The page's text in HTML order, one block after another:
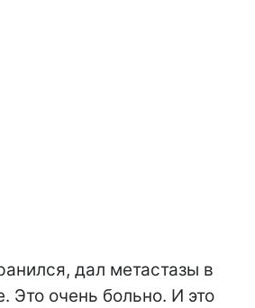
дал метастазы в
Это очень больно. И это